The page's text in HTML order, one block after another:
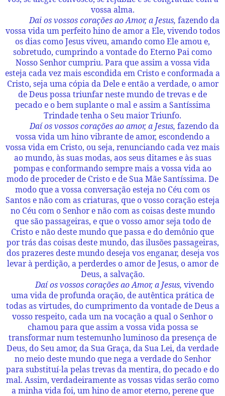
vossa alma.
Dai os vossos corações ao Amor, a Jesus, fazendo da
vossa vida um perfeito hino de amor a Ele, vivendo todos
os dias como Jesus viveu, amando como Ele amou e,
sobretudo, cumprindo a vontade do Eterno Pai como
Nosso Senhor cumpriu. Para que assim a vossa vida
esteja cada vez mais escondida em Cristo e conformada a
Cristo, seja uma cópia da Dele e então a verdade, o amor
de Deus possa triunfar neste mundo de trevas e de
pecado e o bem suplante o mal e assim a Santíssima
Trindade tenha o Seu maior Triunfo.
Daí os vossos corações ao amor, a Jesus, fazendo da
vossa vida um hino vibrante de amor, escondendo a
vossa vida em Cristo, ou seja, renunciando cada vez mais
ao mundo, às suas modas, aos seus ditames e às suas
pompas e conformando sempre mais a vossa vida ao
modo de proceder de Cristo e de Sua Mãe Santíssima. De
modo que a vossa conversação esteja no Céu com os
Santos e não com as criaturas, que o vosso coração esteja
no Céu com o Senhor e não com as coisas deste mundo
que são passageiras, e que o vosso amor seja todo de
Cristo e não deste mundo que passa e do demônio que
por trás das coisas deste mundo, das ilusões passageiras,
dos prazeres deste mundo deseja vos enganar, deseja vos
levar à perdição, a perderdes o amor de Jesus, o amor de
Deus, a salvação.
Daí os vossos corações ao Amor, a Jesus, vivendo
uma vida de profunda oração, de autêntica prática de
todas as virtudes, do cumprimento da vontade de Deus a
vosso respeito, cada um na vocação a qual o Senhor o
chamou para que assim a vossa vida possa se
transformar num testemunho luminoso da presença de
Deus, do Seu amor, da Sua Graça, da Sua Lei, da verdade
no meio deste mundo que nega a verdade do Senhor
para substituí-la pelas trevas da mentira, do pecado e do
mal. Assim, verdadeiramente as vossas vidas serão como
a minha vida foi, um hino de amor eterno, perene que